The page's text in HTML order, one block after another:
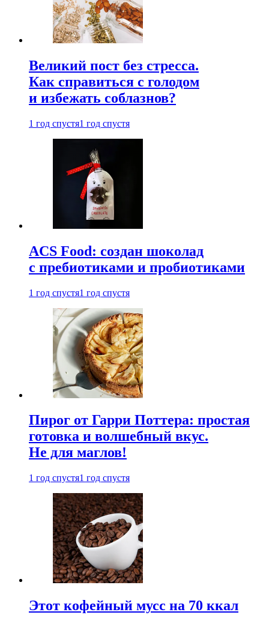
Великий пост без стресса.
Как справиться с голодом
и избежать соблазнов?
1 год спустя1 год спустя
ACS Food: создан шоколад
с пребиотиками и пробиотиками
1 год спустя1 год спустя
Пирог от Гарри Поттера: простая
готовка и волшебный вкус.
Не для маглов!
1 год спустя1 год спустя
Этот кофейный мусс на 70 ккал